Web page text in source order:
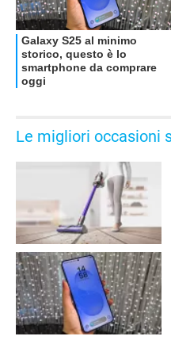
RECENSIONI
Le migliori occasioni